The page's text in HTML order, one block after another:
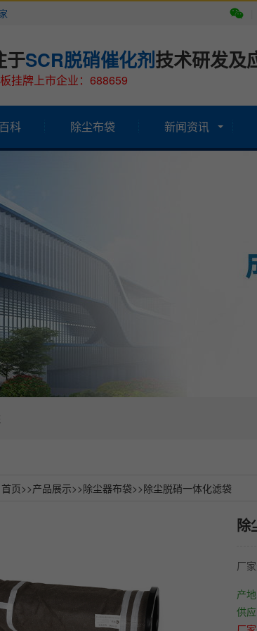
于SCR脱硝催化剂技术研发及
挂牌上市企业：688659
科 除尘布袋 新闻资讯
首页>>产品展示>>除尘器布袋>>除尘脱硝一体化滤袋
除
厂
产地
供应